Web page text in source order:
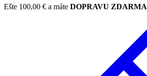
Ešte 100,00 € a máte DOPRAVU ZDARMA